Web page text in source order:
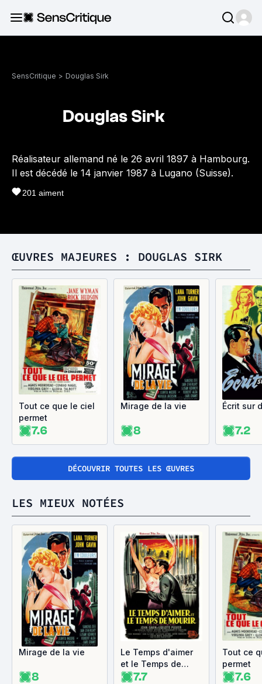
SensCritique > Douglas Sirk
Douglas Sirk
Réalisateur allemand né le 26 avril 1897 à Hambourg.
Il est décédé le 14 janvier 1987 à Lugano (Suisse).
201 aiment
ŒUVRES MAJEURES : DOUGLAS SIRK
Tout ce que le ciel
permet
7.6
Mirage de la vie
8
Écrit sur
7.2
DÉCOUVRIR TOUTES LES ŒUVRES
LES MIEUX NOTÉES
Mirage de la vie
8
Le Temps d'aimer
et le Temps de
mourir
7.7
Tout ce
permet
7.6